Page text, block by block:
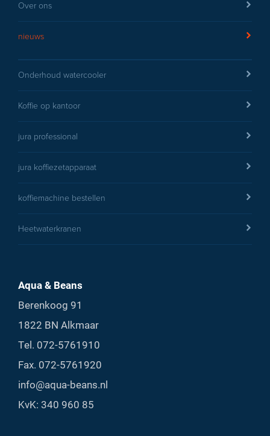
Over ons
nieuws
Onderhoud watercooler
Koffie op kantoor
jura professional
jura koffiezetapparaat
koffiemachine bestellen
Heetwaterkranen
Aqua & Beans
Berenkoog 91
1822 BN Alkmaar
Tel. 072-5761910
Fax. 072-5761920
info@aqua-beans.nl
KvK: 340 960 85